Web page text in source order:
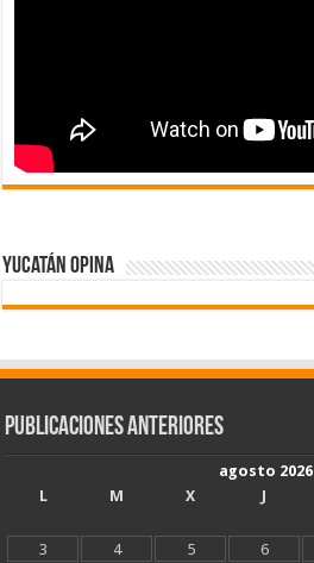
Yucatán Opina
Publicaciones Anteriores
agosto 2026
L
M X J
3
4 5 6